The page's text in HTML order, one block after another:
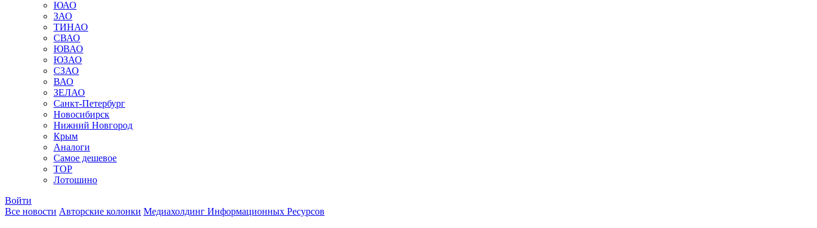
ЮАО
ЗАО
ТИНАО
СВАО
ЮВАО
ЮЗАО
СЗАО
ВАО
ЗЕЛАО
Санкт-Петербург
Новосибирск
Нижний Новгород
Крым
Аналоги
Самое дешевое
TOP
Лотошино
Войти
Все новости Авторские колонки Медиахолдинг Информационных Ресурсов